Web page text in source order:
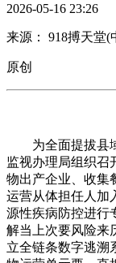
2026-05-16 23:26
来源： 918搏天堂(
原创
为全面提拔县域
监视办理局组织召
物出产企业、收集
运营从体担任人加
源性疾病防控进行
解当上次要风险来
立全链条数字逃溯